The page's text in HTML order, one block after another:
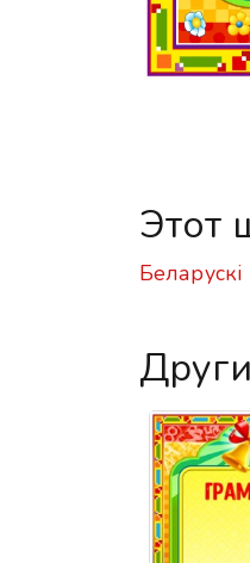
Этот